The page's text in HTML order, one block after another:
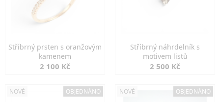
Stříbrný prsten s oranžovým
kamenem
2 100 Kč
Stříbrný náhrdelník s
motivem listů
2 500 Kč
NOVÉ OBJEDNÁNO NOVÉ OBJEDNÁNO